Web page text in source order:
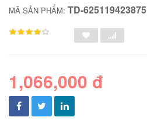
MÃ SẢN PHẨM: TD-625119423875
1,066,000 đ